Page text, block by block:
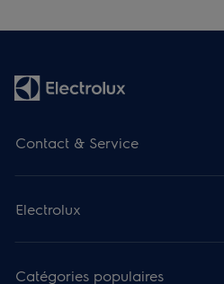
Contact & Service
Electrolux
Catégories populaires